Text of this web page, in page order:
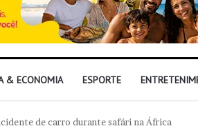
& ECONOMIA ESPORTE
de carro durante safári na África